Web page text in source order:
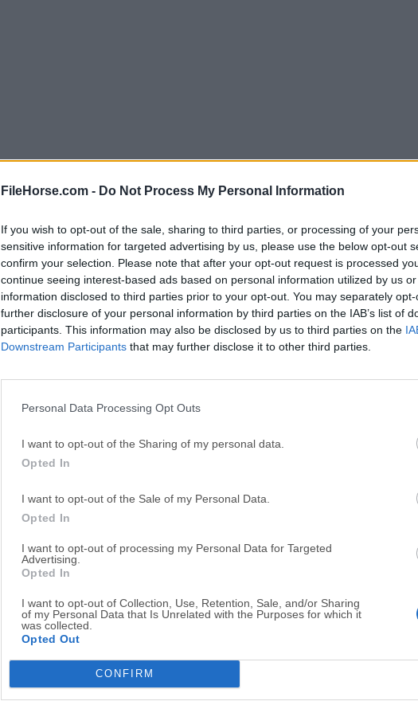
FileHorse.com - Do Not Process My Personal Information
If you wish to opt-out of the sale, sharing to third parties, or processing of your
sensitive information for targeted advertising by us, please use the below opt-out
confirm your selection. Please note that after your opt-out request is processed
continue seeing interest-based ads based on personal information utilized by us
information disclosed to third parties prior to your opt-out. You may separately
further disclosure of your personal information by third parties on the IAB’s list of
participants. This information may also be disclosed by us to third parties on the
Downstream Participants that may further disclose it to other third parties.
Personal Data Processing Opt Outs
I want to opt-out of the Sharing of my personal data.
Opted In
I want to opt-out of the Sale of my Personal Data.
Opted In
I want to opt-out of processing my Personal Data for Targeted
Advertising.
Opted In
I want to opt-out of Collection, Use, Retention, Sale, and/or Sharing
of my Personal Data that Is Unrelated with the Purposes for which it
was collected.
Opted Out
CONFIRM
Descargar MySQL 5.7.24 (64-bit)
¿Por qué se publica esta aplicación en Filehorse? (Más
Imágenes
Opera
Adobe Photoshop CC 2026 27.9.1 (64-bit)
GTA 6
GTA 6 for PS5
CapCut
PC Repair
PC Repair Tool 2026
Hero Wars
Hero Wars - Online Action
TradingView - Trusted by 100 Million Traders